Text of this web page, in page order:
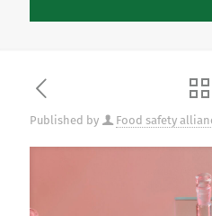
Published by Food safety